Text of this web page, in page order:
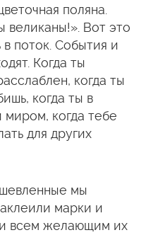
поляна.
великаны!». Вот это
в поток. События и
Когда ты
когда ты
когда ты в
когда тебе
для других
мы
марки и
всем желающим их